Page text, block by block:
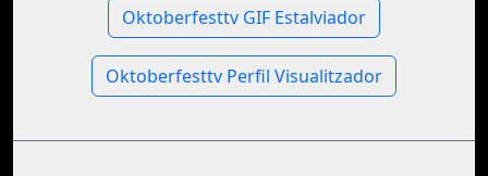
Oktoberfesttv GIF Estalviador
Oktoberfesttv Perfil Visualitzador